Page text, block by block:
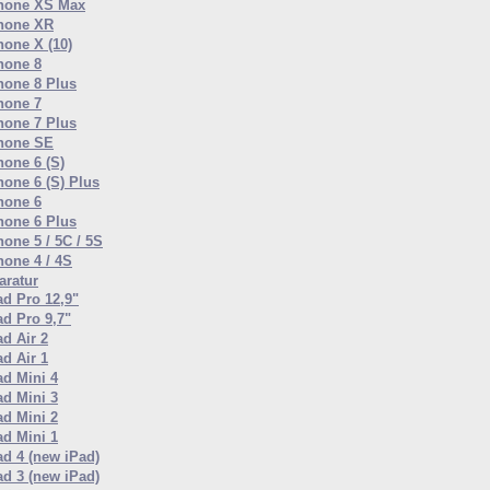
XS Max
XR
X (10)
8
8 Plus
7
7 Plus
SE
6 (S)
6 (S) Plus
6
6 Plus
5 / 5C / 5S
4 / 4S
Pro 12,9"
Pro 9,7"
Air 2
Air 1
Mini 4
Mini 3
Mini 2
Mini 1
4 (new iPad)
3 (new iPad)